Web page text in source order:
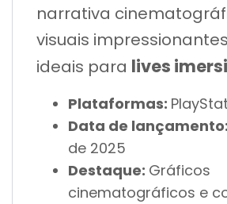
narrativa
visuais
ideais para lives
Plataformas:
Data de lançamento:
de 2025
Destaque: Gráficos
cinematográficos e